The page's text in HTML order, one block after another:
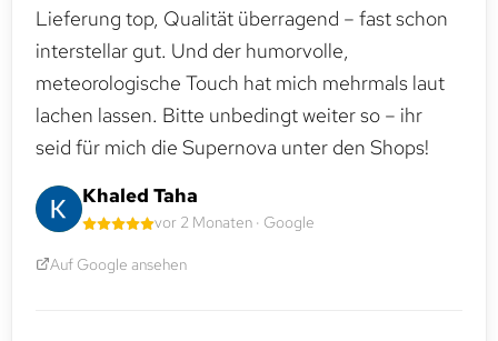
Lieferung top, Qualität überragend – fast schon
interstellar gut. Und der humorvolle,
meteorologische Touch hat mich mehrmals laut
lachen lassen. Bitte unbedingt weiter so – ihr
seid für mich die Supernova unter den Shops!
Khaled Taha
vor 2 Monaten · Google
Auf Google ansehen